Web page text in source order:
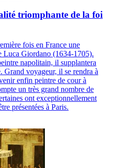
triomphante de la foi
fois en France une
Luca Giordano (1634-1705).
napolitain, il supplantera
Grand voyageur, il se rendra à
enfin peintre de cour à
un très grand nombre de
ont exceptionnellement
présentées à Paris.